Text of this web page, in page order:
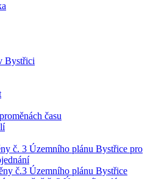
Bystřici
času
č. 3 Územního plánu Bystřice pro
č.3 Územního plánu Bystřice